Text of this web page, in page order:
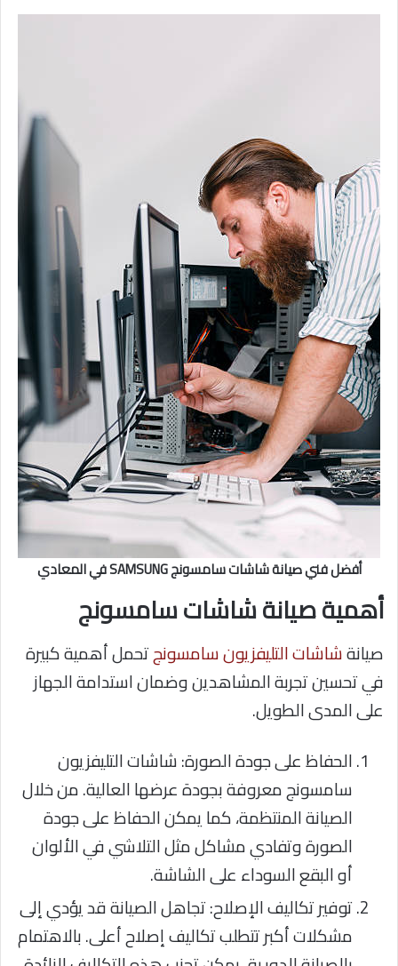
أفضل فني صيانة شاشات سامسونج SAMSUNG في المعادي
أهمية صيانة شاشات سامسونج
صيانةشاشات التليفزيون سامسونجتحمل أهمية كبيرة
في تحسين تجربة المشاهدين وضمان استدامة الجهاز
على المدى الطويل.
الحفاظ على جودة الصورة: شاشات التليفزيون
سامسونج معروفة بجودة عرضها العالية. من خلال
الصيانة المنتظمة، كما يمكن الحفاظ على جودة
الصورة وتفادي مشاكل مثل التلاشي في الألوان
أو البقع السوداء على الشاشة.
توفير تكاليف الإصلاح: تجاهل الصيانة قد يؤدي إلى
مشكلات أكبر تتطلب تكاليف إصلاح أعلى. بالاهتمام